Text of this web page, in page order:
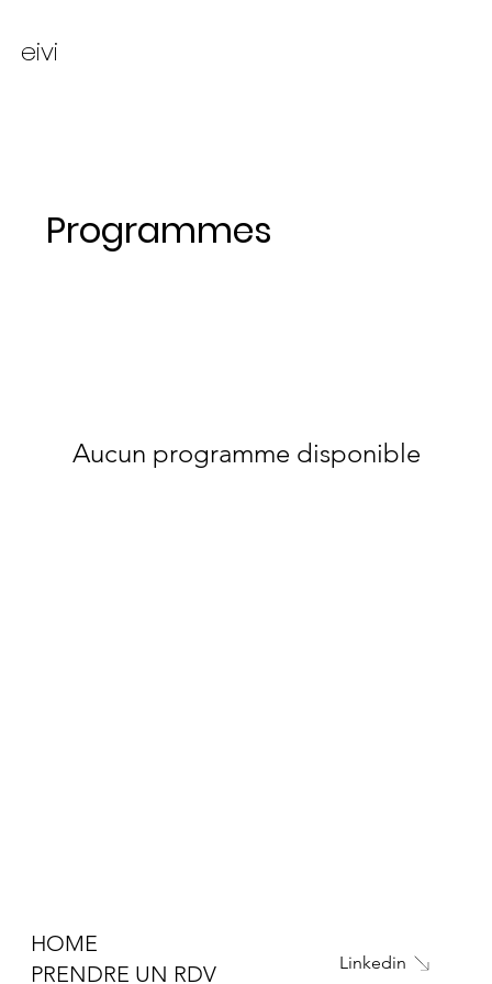
eivi
Programmes
Aucun programme disponible
HOME
PRENDRE UN RDV
Linkedin